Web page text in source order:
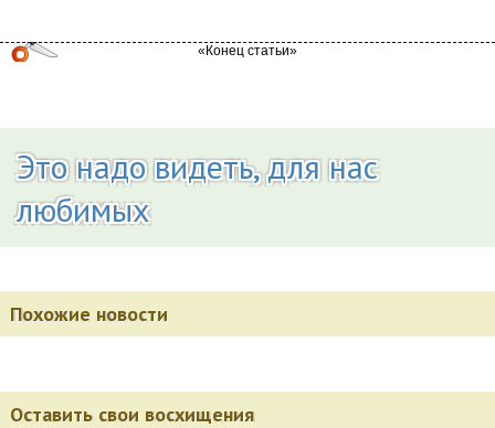
Это надо видеть, для нас
любимых
Похожие новости
Оставить свои восхищения